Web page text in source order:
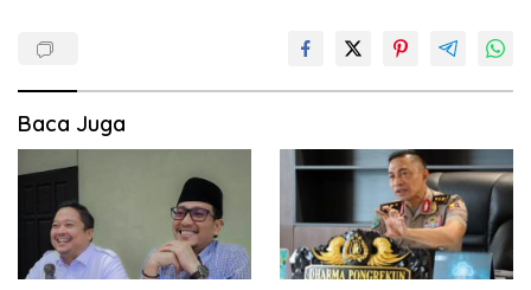
Baca Juga